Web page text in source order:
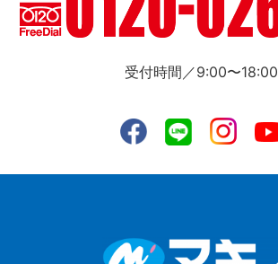
受付時間／9:00〜18:00